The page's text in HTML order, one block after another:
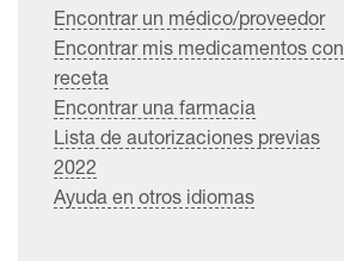
Encontrar un médico/proveedor
Encontrar mis medicamentos con
receta
Encontrar una farmacia
Lista de autorizaciones previas
2022
Ayuda en otros idiomas